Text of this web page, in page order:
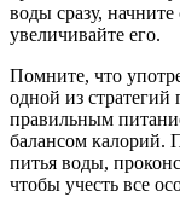
воды сразу,
увеличивайте его.
Помните, что
одной из
правильным
балансом калорий.
питья воды,
чтобы учесть все